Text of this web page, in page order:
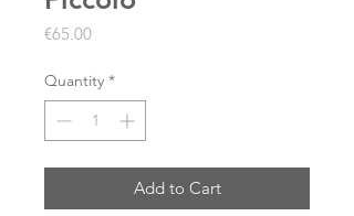
€65.00Price
Quantity *
Add to Cart